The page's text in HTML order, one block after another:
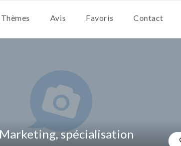
Thèmes Avis Favoris Contact
spécialisation